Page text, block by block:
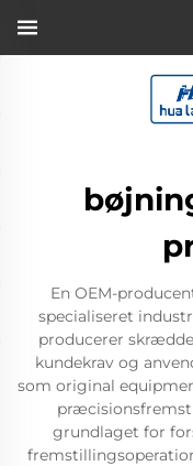
En OEM-
specialiseret
producerer
kundekrav og
som original
grundlaget for